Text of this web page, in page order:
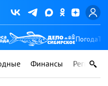
Погода
Финансы Регионы